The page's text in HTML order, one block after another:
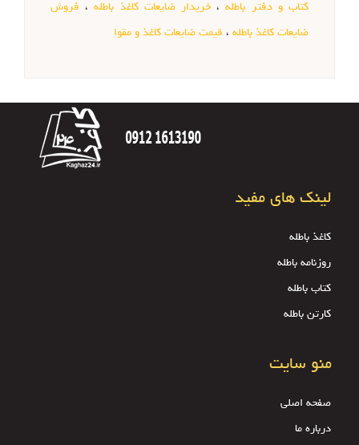
کتاب و دفتر باطله، خریدار ضایعات کاغذ باطله، فروش
ضایعات کاغذ باطله ، قیمت ضایعات کاغذ و مقوا
لینک های مفید
کاغذ باطله
روزنامه باطله
کتاب باطله
کارتن باطله
منو سایت
صفحه اصلی
درباره ما